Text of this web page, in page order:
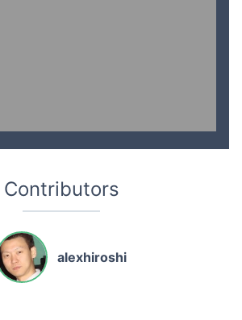
Contributors
alexhiroshi